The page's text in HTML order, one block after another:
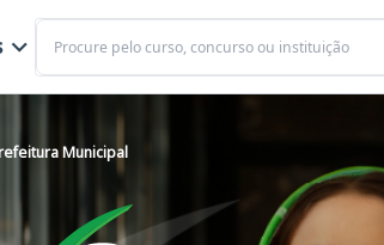
Buscar
Municipal